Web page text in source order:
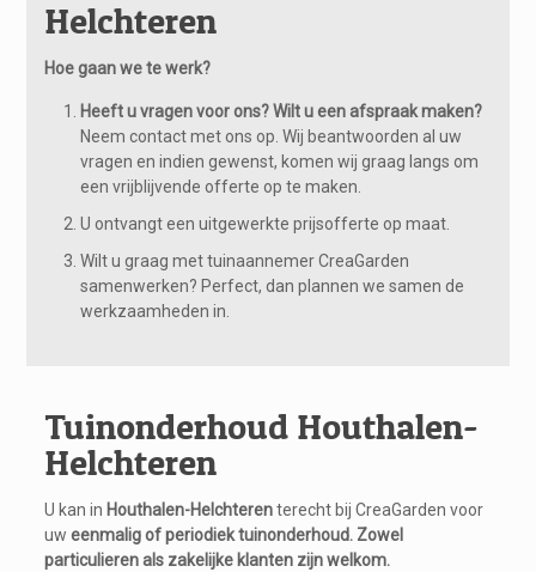
Helchteren
Hoe gaan we te werk?
Heeft u vragen voor ons? Wilt u een afspraak maken?
Neem contact met ons op. Wij beantwoorden al uw
vragen en indien gewenst, komen wij graag langs om
een vrijblijvende offerte op te maken.
U ontvangt een uitgewerkte prijsofferte op maat.
Wilt u graag met tuinaannemer CreaGarden
samenwerken? Perfect, dan plannen we samen de
werkzaamheden in.
Tuinonderhoud Houthalen-
Helchteren
U kan in Houthalen-Helchterenterecht bij CreaGarden voor
uw eenmalig of periodiek tuinonderhoud. Zowel
particulieren als zakelijke klanten zijn welkom.